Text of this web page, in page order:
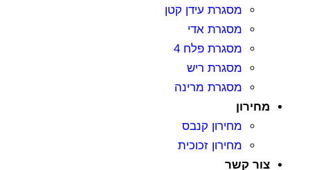
מסגרת עידן קטן
מסגרת אדי
מסגרת פלח 4
מסגרת ריש
מסגרת מרינה
מחירון
מחירון קנבס
מחירון זכוכית
צור קשר